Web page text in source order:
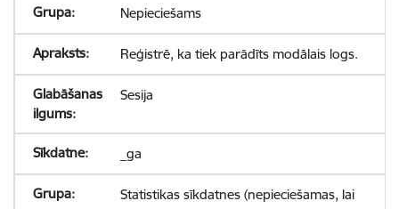
Nepieciešams
Reģistrē, ka tiek parādīts modālais logs.
Sesija
_ga
Statistikas sīkdatnes (nepieciešamas, lai